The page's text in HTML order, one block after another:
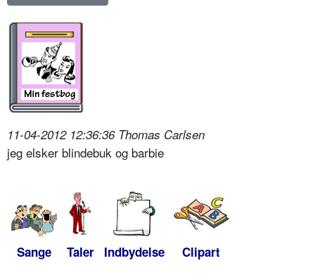
11-04-2012 12:36:36 Thomas Carlsen
jeg elsker blindebuk og barbie
Sange Taler Indbydelse Clipart